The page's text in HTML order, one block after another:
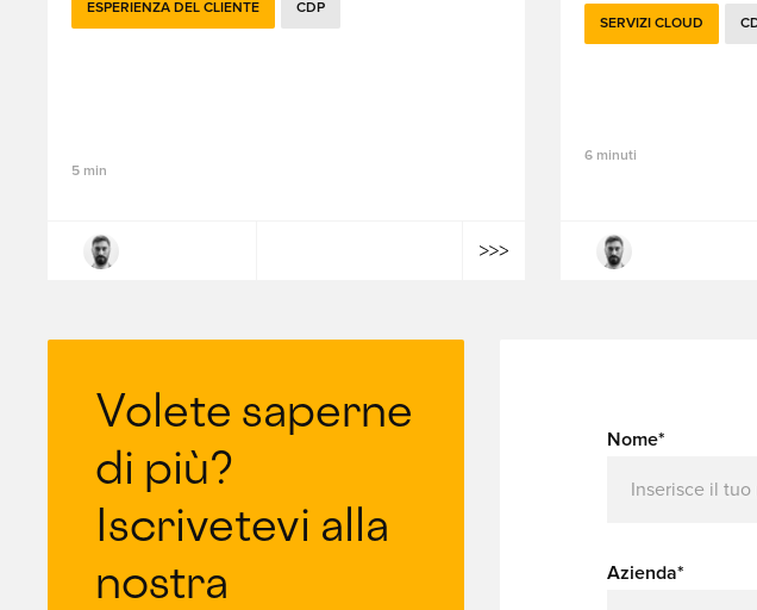
ESPERIENZA DEL CLIENTE CDP
5 min
SERVIZI CLOUD
6 minuti
Volete saperne
di più?
Iscrivetevi alla
nostra
Nome*
Azienda*